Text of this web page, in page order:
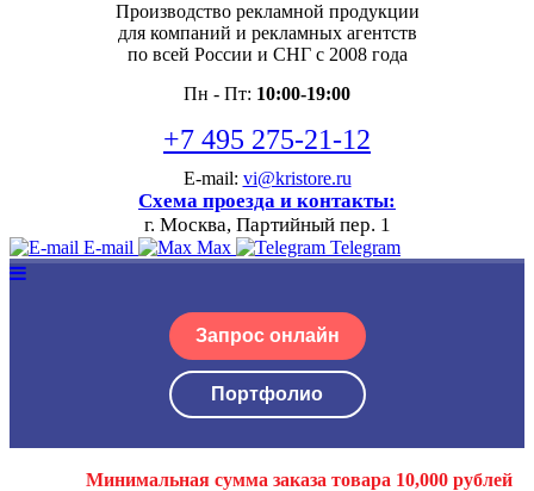
Производство рекламной продукции
для компаний и рекламных агентств
по всей России и СНГ с 2008 года
Пн - Пт: 10:00-19:00
+7 495 275-21-12
E-mail: vi@kristore.ru
Схема проезда и контакты:
г. Москва, Партийный пер. 1
E-mail Max Telegram
Запрос онлайн
Портфолио
Минимальная сумма заказа товара 10,000 рублей